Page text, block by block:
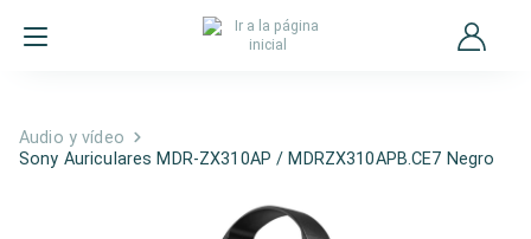
Audio y vídeo
Sony Auriculares MDR-ZX310AP / MDRZX310APB.CE7 Negro